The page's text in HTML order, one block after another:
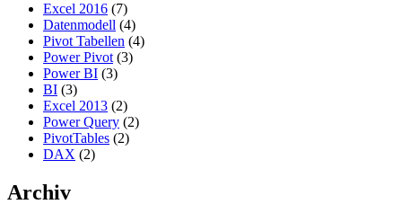
Excel 2016 (7)
Datenmodell (4)
Pivot Tabellen (4)
Power Pivot (3)
Power BI (3)
BI (3)
Excel 2013 (2)
Power Query (2)
PivotTables (2)
DAX (2)
Archiv